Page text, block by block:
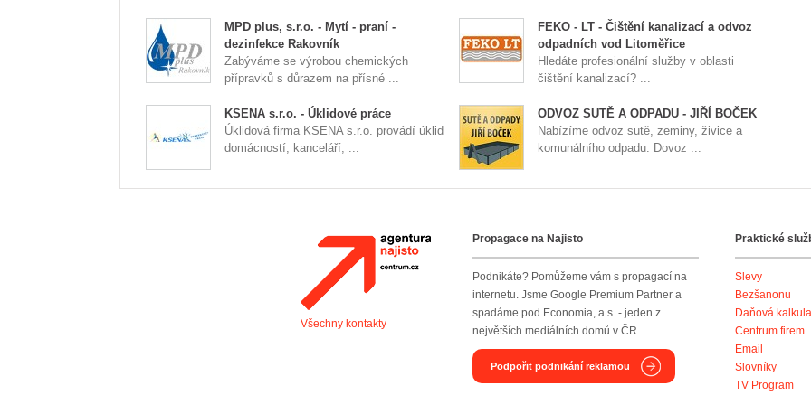
MPD plus, s.r.o. - Mytí - praní -
dezinfekce Rakovník
Zabýváme se výrobou chemických
přípravků s důrazem na přísné ...
FEKO - LT - Čištění kanalizací a odvoz
odpadních vod Litoměřice
Hledáte profesionální služby v oblasti
čištění kanalizací? ...
KSENA s.r.o. - Úklidové práce
Úklidová firma KSENA s.r.o. provádí úklid
domácností, kanceláří, ...
ODVOZ SUTĚ A ODPADU - JIŘÍ BOČEK
Nabízíme odvoz sutě, zeminy, živice a
komunálního odpadu. Dovoz ...
Agentura Najisto
Všechny kontakty
Propagace na Najisto
Podnikáte? Pomůžeme vám s propagací na
internetu. Jsme Google Premium Partner a
spadáme pod Economia, a.s. - jeden z
největších mediálních domů v ČR.
Podpořit podnikání reklamou
Praktické
Slevy
Bezšanonu
Daňová
Centrum firem
Email
Slovníky
TV Program